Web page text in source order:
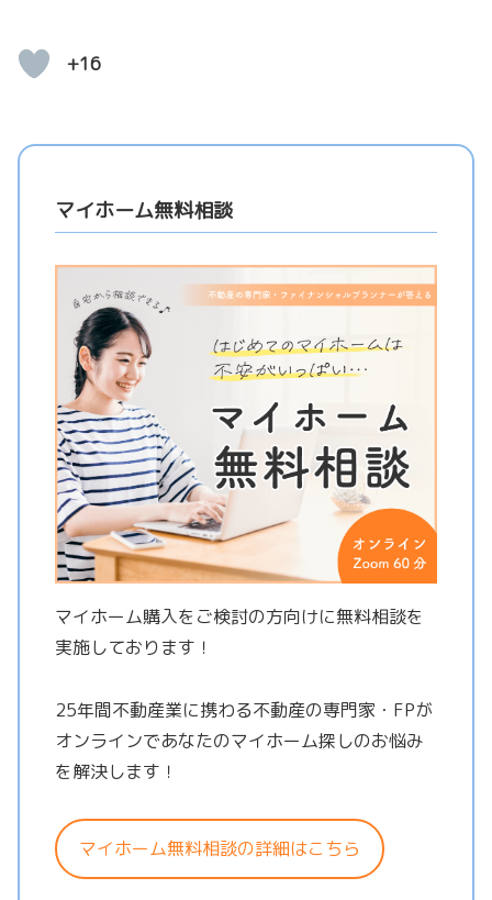
+16
マイホーム無料相談
マイホーム購入をご検討の方向けに無料相談を
実施しております！
25年間不動産業に携わる不動産の専門家・FPが
オンラインであなたのマイホーム探しのお悩み
を解決します！
マイホーム無料相談の詳細はこちら